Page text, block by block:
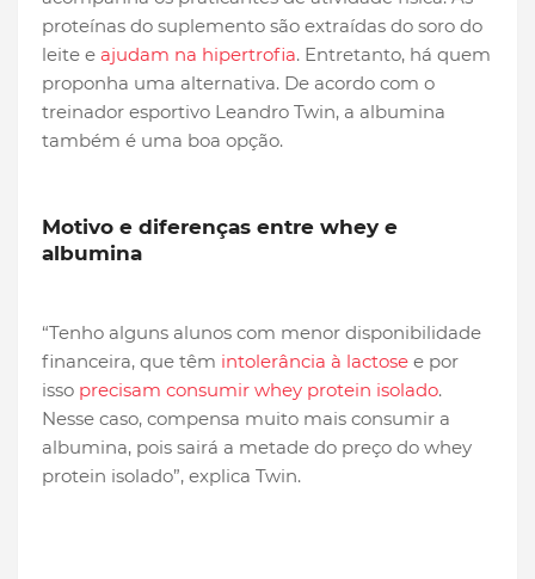
proteínas do suplemento são extraídas do soro do
leite e ajudam na hipertrofia. Entretanto, há quem
proponha uma alternativa. De acordo com o
treinador esportivo Leandro Twin, a albumina
também é uma boa opção.
Motivo e diferenças entre whey e
albumina
“Tenho alguns alunos com menor disponibilidade
financeira, que têm intolerância à lactose e por
isso precisam consumir whey protein isolado.
Nesse caso, compensa muito mais consumir a
albumina, pois sairá a metade do preço do whey
protein isolado”, explica Twin.